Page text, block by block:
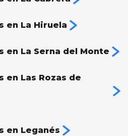
en La Hiruela
en La Serna del Monte
en Las Rozas de
en Leganés